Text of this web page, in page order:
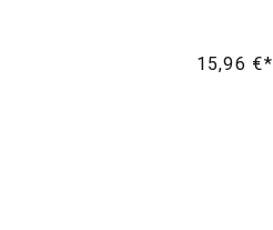
15,96 €*